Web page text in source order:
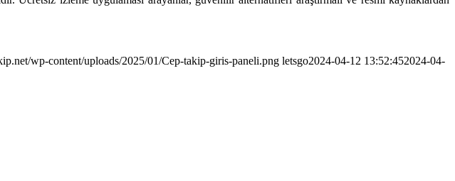
wp-content/uploads/2025/01/Cep-takip-giris-paneli.png letsgo2024-04-12 13:52:452024-04-